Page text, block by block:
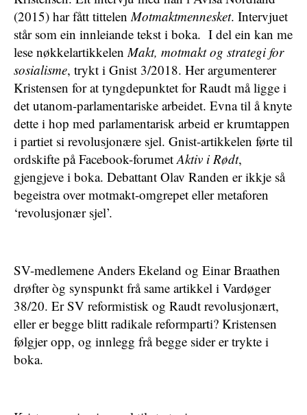
(2015) har fått tittelen Motmaktmennesket. Intervjuet
står som ein innleiande tekst i boka. I del ein kan me
lese nøkkelartikkelen Makt, motmakt og strategi for
sosialisme, trykt i Gnist 3/2018. Her argumenterer
Kristensen for at tyngdepunktet for Raudt må ligge i
det utanom-parlamentariske arbeidet. Evna til å knyte
dette i hop med parlamentarisk arbeid er krumtappen
i partiet si revolusjonære sjel. Gnist-artikkelen førte til
ordskifte på Facebook-forumet Aktiv i Rødt,
gjengjeve i boka. Debattant Olav Randen er ikkje så
begeistra over motmakt-omgrepet eller metaforen
‘revolusjonær sjel’.
SV-medlemene Anders Ekeland og Einar Braathen
drøfter òg synspunkt frå same artikkel i Vardøger
38/20. Er SV reformistisk og Raudt revolusjonært,
eller er begge blitt radikale reformparti? Kristensen
følgjer opp, og innlegg frå begge sider er trykte i
boka.